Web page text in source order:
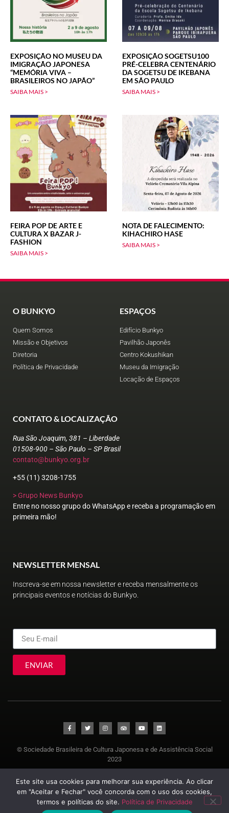
EXPOSIÇÃO NO MUSEU DA
IMIGRAÇÃO JAPONESA
“MEMÓRIA VIVA –
BRASILEIROS NO JAPÃO”
SAIBA MAIS >
EXPOSIÇÃO SOGETSU100
PRÉ-CELEBRA CENTENÁRIO
DA SOGETSU DE IKEBANA
EM SÃO PAULO
SAIBA MAIS >
FEIRA POP DE ARTE E
CULTURA X BAZAR J-
FASHION
SAIBA MAIS >
NOTA DE FALECIMENTO:
KIHACHIRO HASE
SAIBA MAIS >
O BUNKYO
Quem Somos
Missão e Objetivos
Diretoria
Política de Privacidade
ESPAÇOS
Edifício Bunkyo
Pavilhão Japonês
Centro Kokushikan
Museu da Imigração
Locação de Espaços
CONTATO & LOCALIZAÇÃO
Rua São Joaquim, 381 – Liberdade
01508-900 – São Paulo – SP Brasil
contato@bunkyo.org.br
+55 (11) 3208-1755
> Grupo News Bunkyo
Entre no nosso grupo do WhatsApp e receba a programação em
primeira mão!
NEWSLETTER MENSAL
Inscreva-se em nossa newsletter e receba mensalmente os
principais eventos e notícias do Bunkyo.
ENVIAR
© Sociedade Brasileira de Cultura Japonesa e de Assistência Social
2023
Este site usa cookies para melhorar sua experiência. Ao clicar
em "Aceitar e Fechar" você concorda com o uso dos cookies,
termos e políticas do site. Política de Privacidade